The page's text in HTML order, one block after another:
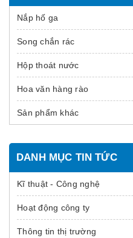
Nắp hố ga
Song chắn rác
Hộp thoát nước
Hoa văn hàng rào
Sản phẩm khác
DANH MỤC TIN TỨC
Kĩ thuật - Công nghệ
Hoạt động công ty
Thông tin thị trường